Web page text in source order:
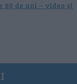
80 de ani – video și